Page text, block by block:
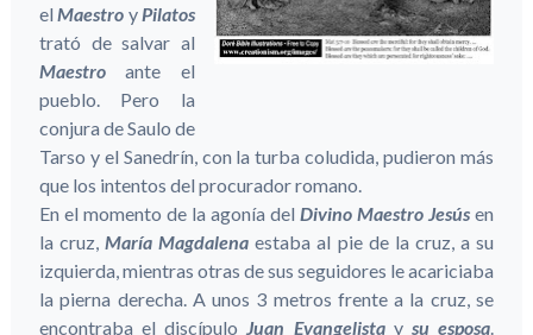
el Maestro y Pilatos
trató de salvar al
Maestroante el
pueblo. Pero la
conjura de Saulo de
Tarso y el Sanedrín, con la turba coludida, pudieron más
que los intentos del procurador romano.
En el momento de la agonía del Divino Maestro Jesús en
la cruz, María Magdalena estaba al pie de la cruz, a su
izquierda, mientras otras de sus seguidores le acariciaba
la pierna derecha. A unos 3 metros frente a la cruz, se
encontraba el discípulo Juan Evangelistaysu esposa